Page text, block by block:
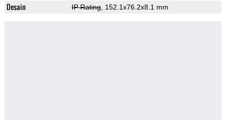
Desain IP Rating, 152.1x76.2x8.1 mm